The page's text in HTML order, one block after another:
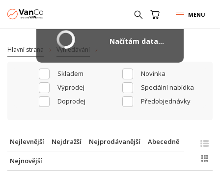
MENU
Hlavní strana Vyhledávání
Skladem
Novinka
Výprodej
Speciální nabídka
Doprodej
Předobjednávky
Nejlevnější Nejdražší Nejprodávanější Abecedně
Nejnovější
Načítám data...